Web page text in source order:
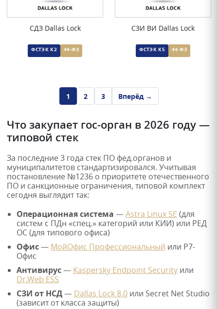
СДЗ Dallas Lock
ФСТЭК К2 44-ФЗ
СЗИ ВИ Dallas Lock
ФСТЭК К5 44-ФЗ
1 2 3 Вперёд →
Что закупает гос-орган в 2026 году —
типовой стек
За последние 3 года стек ПО фед.органов и
муниципалитетов стандартизировался. Учитывая
постановление №1236 о приоритете отечественного
ПО и санкционные ограничения, типовой комплект
сегодня выглядит так:
Операционная система —Astra Linux SE (для
систем с ПДн «спец.» категорий или КИИ) или РЕД
ОС (для типового офиса)
Офис— МойОфис Профессиональный или Р7-
Офис
Антивирус— Kaspersky Endpoint Security или
Dr.Web ESS
СЗИ от НСД— Dallas Lock 8.0 или Secret Net Studio
(зависит от класса защиты)